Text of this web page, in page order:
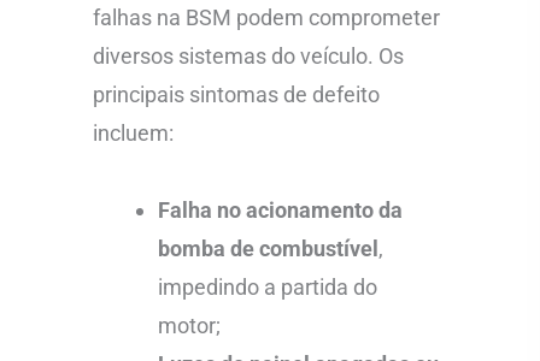
falhas na BSM podem comprometer
diversos sistemas do veículo. Os
principais sintomas de defeito
incluem:
Falha no acionamento da
bomba de combustível,
impedindo a partida do
motor;